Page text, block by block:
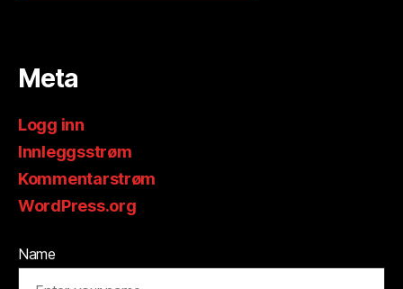
Meta
Logg inn
Innleggsstrøm
Kommentarstrøm
WordPress.org
Name